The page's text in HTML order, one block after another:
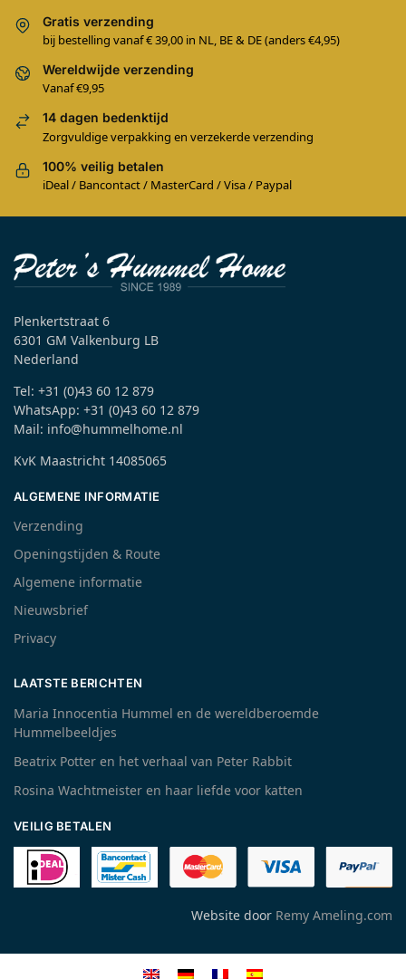
Gratis verzending
bij bestelling vanaf € 39,00 in NL, BE & DE (anders €4,95)
Wereldwijde verzending
Vanaf €9,95
14 dagen bedenktijd
Zorgvuldige verpakking en verzekerde verzending
100% veilig betalen
iDeal / Bancontact / MasterCard / Visa / Paypal
Plenkertstraat 6
6301 GM Valkenburg LB
Nederland
Tel: +31 (0)43 60 12 879
WhatsApp: +31 (0)43 60 12 879
Mail: info@hummelhome.nl
KvK Maastricht 14085065
ALGEMENE INFORMATIE
Verzending
Openingstijden & Route
Algemene informatie
Nieuwsbrief
Privacy
LAATSTE BERICHTEN
Maria Innocentia Hummel en de wereldberoemde
Hummelbeeldjes
Beatrix Potter en het verhaal van Peter Rabbit
Rosina Wachtmeister en haar liefde voor katten
VEILIG BETALEN
Website door Remy Ameling.com